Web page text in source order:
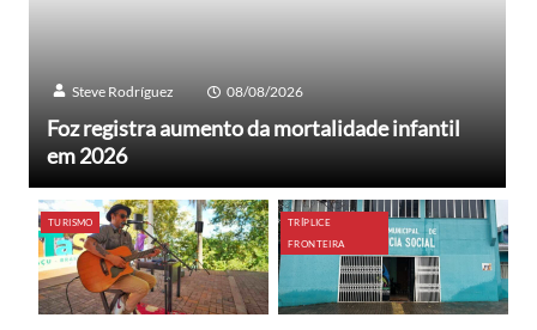
Steve Rodríguez 08/08/2026
Foz registra aumento da mortalidade infantil
em 2026
TURISMO
TRÍPLICE
FRONTEIRA